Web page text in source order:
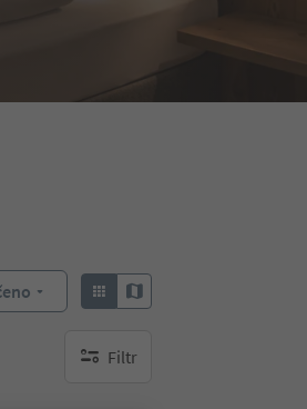
Filtr
brak aktywnych filtrów